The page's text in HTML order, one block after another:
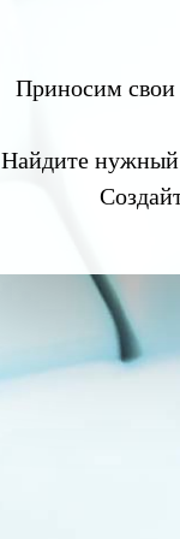
Приносим свои
Найдите